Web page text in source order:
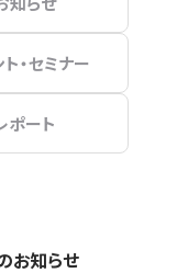
・セミナー
ポート
お知らせ